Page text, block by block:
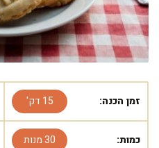
זמן הכנה: 15 דק'
כמות: 30 מנות